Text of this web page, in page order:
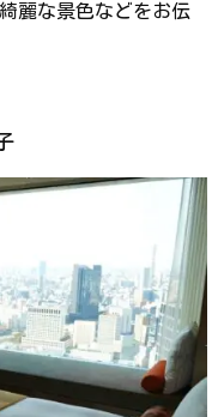
麗な景色などをお伝